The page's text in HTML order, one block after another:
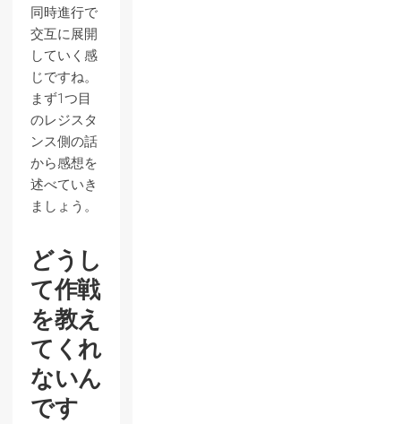
同時進行で
交互に展開
していく感
じですね。
まず1つ目
のレジスタ
ンス側の話
から感想を
述べていき
ましょう。
どうし
て作戦
を教え
てくれ
ないん
です